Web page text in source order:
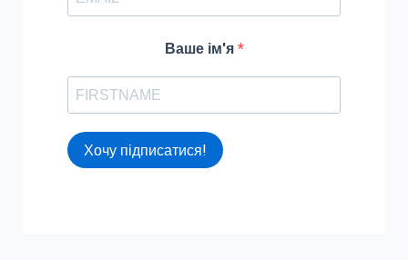
Ваше ім'я
Хочу підписатися!